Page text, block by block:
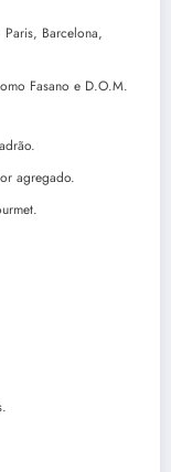
Barcelona,
Fasano e D.O.M.
agregado.